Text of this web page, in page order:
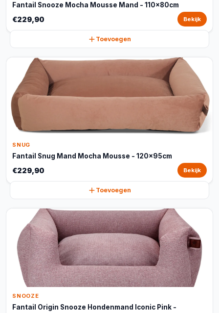
Fantail Snooze Mocha Mousse Mand - 110x80cm
€229,90 Bekijk
Toevoegen
SNUG
Fantail Snug Mand Mocha Mousse - 120x95cm
€229,90 Bekijk
Toevoegen
SNOOZE
Fantail Origin Snooze Hondenmand Iconic Pink -